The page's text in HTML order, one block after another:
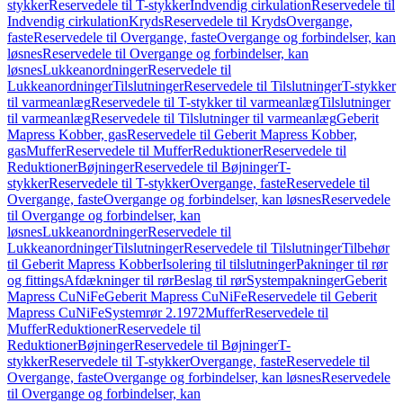
stykkerReservedele til T-stykkerIndvendig cirkulationReservedele til
Indvendig cirkulationKrydsReservedele til KrydsOvergange,
fasteReservedele til Overgange, fasteOvergange og forbindelser, kan
løsnesReservedele til Overgange og forbindelser, kan
løsnesLukkeanordningerReservedele til
LukkeanordningerTilslutningerReservedele til TilslutningerT-stykker
til varmeanlægReservedele til T-stykker til varmeanlægTilslutninger
til varmeanlægReservedele til Tilslutninger til varmeanlægGeberit
Mapress Kobber, gasReservedele til Geberit Mapress Kobber,
gasMufferReservedele til MufferReduktionerReservedele til
ReduktionerBøjningerReservedele til BøjningerT-
stykkerReservedele til T-stykkerOvergange, fasteReservedele til
Overgange, fasteOvergange og forbindelser, kan løsnesReservedele
til Overgange og forbindelser, kan
løsnesLukkeanordningerReservedele til
LukkeanordningerTilslutningerReservedele til TilslutningerTilbehør
til Geberit Mapress KobberIsolering til tilslutningerPakninger til rør
og fittingsAfdækninger til rørBeslag til rørSystempakningerGeberit
Mapress CuNiFeGeberit Mapress CuNiFeReservedele til Geberit
Mapress CuNiFeSystemrør 2.1972MufferReservedele til
MufferReduktionerReservedele til
ReduktionerBøjningerReservedele til BøjningerT-
stykkerReservedele til T-stykkerOvergange, fasteReservedele til
Overgange, fasteOvergange og forbindelser, kan løsnesReservedele
til Overgange og forbindelser, kan